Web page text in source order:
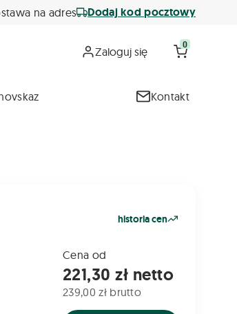
na adres Dodaj kod pocztowy
Zaloguj się 0
Kontakt
historia cen
Cena od
221,30 zł netto
239,00 zł brutto